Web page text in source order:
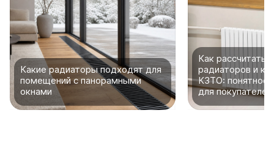
Какие радиаторы подходят для
помещений с панорамными
окнами
Как рассчитать
радиаторов и
КЗТО: понятное
для покупателей